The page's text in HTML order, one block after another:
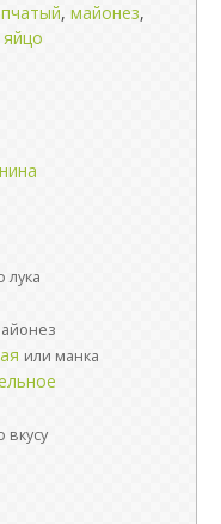
, майонез,
яйцо
лука
или манка
вкусу